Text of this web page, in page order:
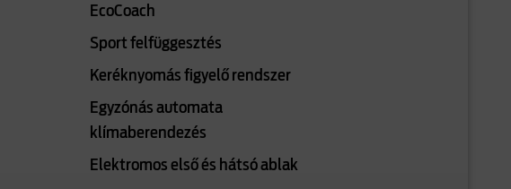
EcoCoach
Sport felfüggesztés
Keréknyomás figyelő rendszer
Egyzónás automata
klímaberendezés
Elektromos első és hátsó ablak